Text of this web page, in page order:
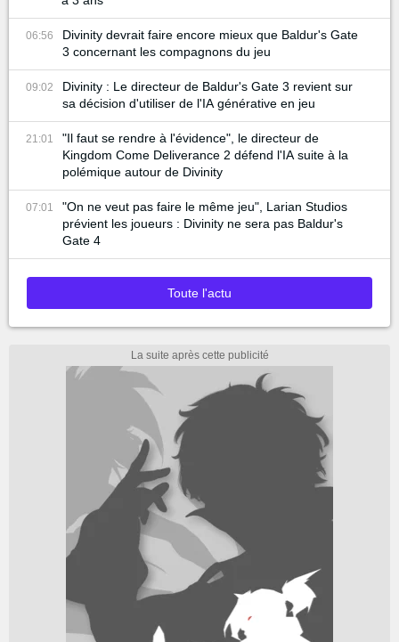
06:56
Divinity devrait faire encore mieux que Baldur's Gate
3 concernant les compagnons du jeu
09:02
Divinity : Le directeur de Baldur's Gate 3 revient sur
sa décision d'utiliser de l'IA générative en jeu
21:01
"Il faut se rendre à l'évidence", le directeur de
Kingdom Come Deliverance 2 défend l'IA suite à la
polémique autour de Divinity
07:01
"On ne veut pas faire le même jeu", Larian Studios
prévient les joueurs : Divinity ne sera pas Baldur's
Gate 4
Toute l'actu